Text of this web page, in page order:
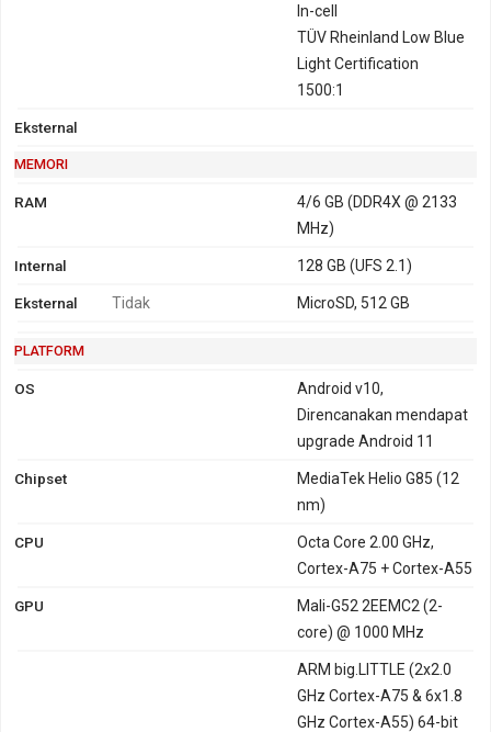
In-cell
TÜV Rheinland Low Blue
Light Certification
1500:1
Eksternal
MEMORI
RAM
4/6 GB (DDR4X @ 2133
MHz)
Internal 128 GB (UFS 2.1)
Eksternal Tidak MicroSD, 512 GB
PLATFORM
OS
Android v10,
Direncanakan mendapat
upgrade Android 11
Chipset
MediaTek Helio G85 (12
nm)
CPU
Octa Core 2.00 GHz,
Cortex-A75 + Cortex-A55
GPU
Mali-G52 2EEMC2 (2-
core) @ 1000 MHz
ARM big.LITTLE (2x2.0
GHz Cortex-A75 & 6x1.8
GHz Cortex-A55) 64-bit